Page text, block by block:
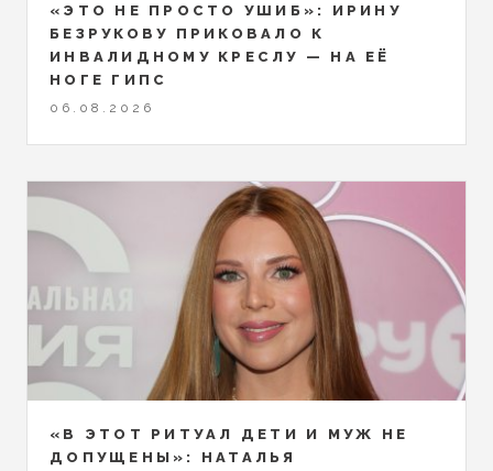
«ЭТО НЕ ПРОСТО УШИБ»: ИРИНУ
БЕЗРУКОВУ ПРИКОВАЛО К
ИНВАЛИДНОМУ КРЕСЛУ — НА ЕЁ
НОГЕ ГИПС
06.08.2026
«В ЭТОТ РИТУАЛ ДЕТИ И МУЖ НЕ
ДОПУЩЕНЫ»: НАТАЛЬЯ